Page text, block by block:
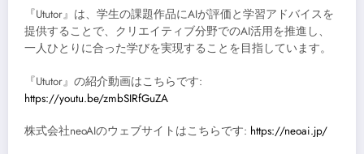
『Ututor』は、学生の課題作品にAIが評価と学習アドバイスを
提供することで、クリエイティブ分野でのAI活用を推進し、
一人ひとりに合った学びを実現することを目指しています。
『Ututor』の紹介動画はこちらです:
https://youtu.be/zmbSIRfGuZA
株式会社neoAIのウェブサイトはこちらです: https://neoai.jp/